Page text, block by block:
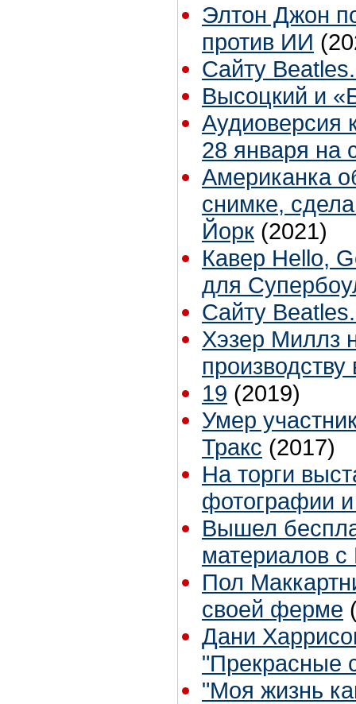
Элтон Джон
против ИИ
Сайту
Высоцкий и
Аудиоверсия
28 января на
Американка
снимке,
Йорк (2021)
Кавер Hello,
для
Сайту
Хэзер Миллз
19 (2019)
Умер
Тракс (2017)
На торги
фотографии
Вышел
материалов с
Пол
своей ферме
Дани
"Прекрасные
"Моя жизнь